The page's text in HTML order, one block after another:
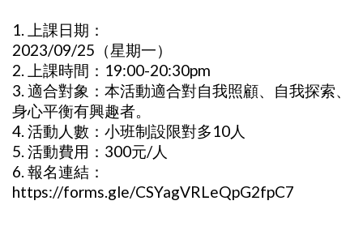
1. 上課日期：
2023/09/25（星期一）
2. 上課時間：19:00-20:30pm
3. 適合對象：本活動適合對自我照顧、自我探索、
身心平衡有興趣者。
4. 活動人數：小班制設限對多10人
5. 活動費用：300元/人
6. 報名連結：
https://forms.gle/CSYagVRLeQpG2fpC7